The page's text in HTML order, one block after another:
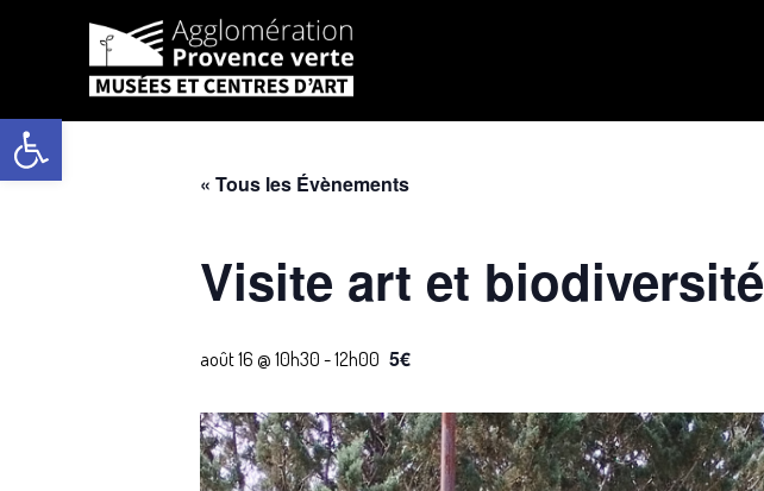
Ouvrir la barre d’outils
contenu
« Tous les Évènements
Visite art et biodiversité
août 16 @ 10h30 -12h00 5€